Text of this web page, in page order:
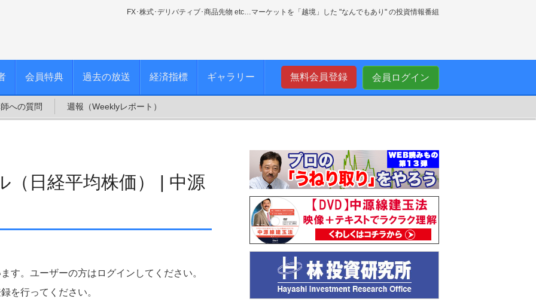
FX･株式･デリバティブ･商品先物 etc…マーケットを「越境」した "なんでもあり" の投資情報番組
会員ログイン
無料会員登録
会員特典 過去の放送 経済指標 ギャラリー
への質問 週報（Weeklyレポート）
（日経平均株価） | 中源
す。ユーザーの方はログインしてください。
を行ってください。